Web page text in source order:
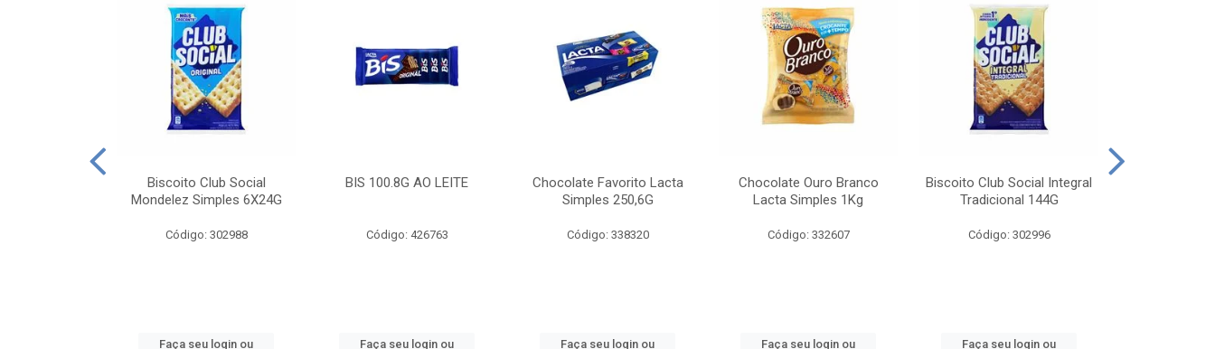
Biscoito Club Social
Mondelez Simples 6X24G
Código: 302988
Faça seu login ou
BIS 100.8G AO LEITE
Código: 426763
Faça seu login ou
Chocolate Favorito Lacta
Simples 250,6G
Código: 338320
Faça seu login ou
Chocolate Ouro Branco
Lacta Simples 1Kg
Código: 332607
Faça seu login ou
Biscoito Club Social Integral
Tradicional 144G
Código: 302996
Faça seu login ou